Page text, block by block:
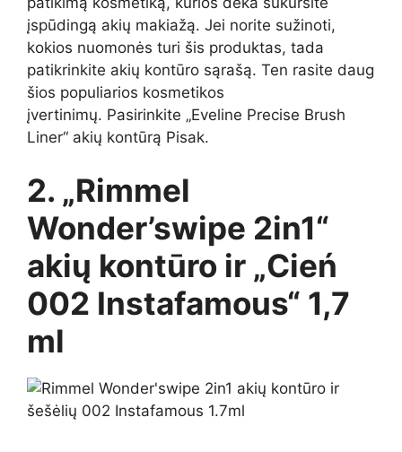
įspūdingą akių makiažą. Jei norite sužinoti,
kokios nuomonės turi šis produktas, tada
patikrinkite akių kontūro sąrašą. Ten rasite daug
šios populiarios kosmetikos
įvertinimų. Pasirinkite „Eveline Precise Brush
Liner“ akių kontūrą Pisak.
2. „Rimmel
Wonder’swipe 2in1“
akių kontūro ir „Cień
002 Instafamous“ 1,7
ml